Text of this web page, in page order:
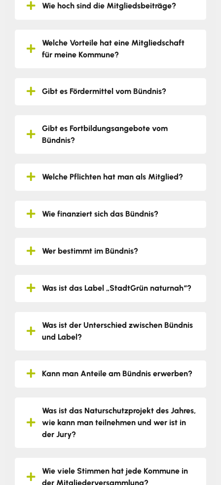
Wie hoch sind die Mitgliedsbeiträge?
Welche Vorteile hat eine Mitgliedschaft
für meine Kommune?
Gibt es Fördermittel vom Bündnis?
Gibt es Fortbildungsangebote vom
Bündnis?
Welche Pflichten hat man als Mitglied?
Wie finanziert sich das Bündnis?
Wer bestimmt im Bündnis?
Was ist das Label „StadtGrün naturnah“?
Was ist der Unterschied zwischen Bündnis
und Label?
Kann man Anteile am Bündnis erwerben?
Was ist das Naturschutzprojekt des Jahres,
wie kann man teilnehmen und wer ist in
der Jury?
Wie viele Stimmen hat jede Kommune in
der Mitgliederversammlung?